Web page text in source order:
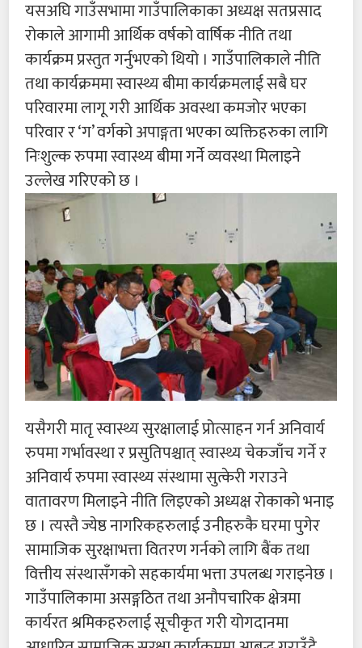
यसअघि गाउँसभामा गाउँपालिकाका अध्यक्ष सतप्रसाद
रोकाले आगामी आर्थिक वर्षको वार्षिक नीति तथा
कार्यक्रम प्रस्तुत गर्नुभएको थियो । गाउँपालिकाले नीति
तथा कार्यक्रममा स्वास्थ्य बीमा कार्यक्रमलाई सबै घर
परिवारमा लागू गरी आर्थिक अवस्था कमजोर भएका
परिवार र ‘ग’ वर्गको अपाङ्गता भएका व्यक्तिहरुका लागि
निःशुल्क रुपमा स्वास्थ्य बीमा गर्ने व्यवस्था मिलाइने
उल्लेख गरिएको छ ।
यसैगरी मातृ स्वास्थ्य सुरक्षालाई प्रोत्साहन गर्न अनिवार्य
रुपमा गर्भावस्था र प्रसुतिपश्चात् स्वास्थ्य चेकजाँच गर्ने र
अनिवार्य रुपमा स्वास्थ्य संस्थामा सुत्केरी गराउने
वातावरण मिलाइने नीति लिइएको अध्यक्ष रोकाको भनाइ
छ । त्यस्तै ज्येष्ठ नागरिकहरुलाई उनीहरुकै घरमा पुगेर
सामाजिक सुरक्षाभत्ता वितरण गर्नको लागि बैंक तथा
वित्तीय संस्थासँगको सहकार्यमा भत्ता उपलब्ध गराइनेछ ।
गाउँपालिकामा असङ्गठित तथा अनौपचारिक क्षेत्रमा
कार्यरत श्रमिकहरुलाई सूचीकृत गरी योगदानमा